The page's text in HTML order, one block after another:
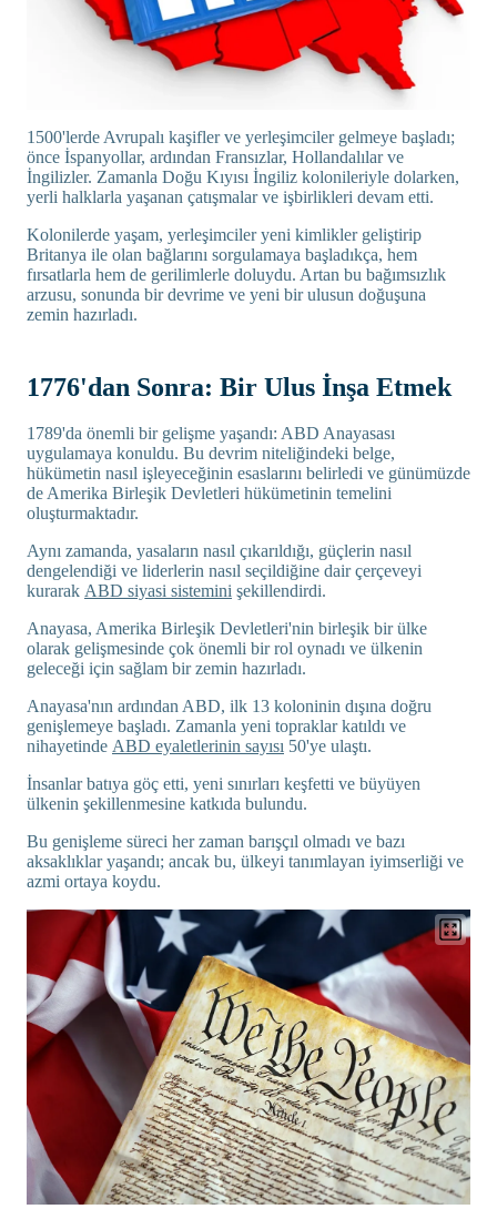
1500'lerde Avrupalı kaşifler ve yerleşimciler gelmeye başladı;
önce İspanyollar, ardından Fransızlar, Hollandalılar ve
İngilizler. Zamanla Doğu Kıyısı İngiliz kolonileriyle dolarken,
yerli halklarla yaşanan çatışmalar ve işbirlikleri devam etti.
Kolonilerde yaşam, yerleşimciler yeni kimlikler geliştirip
Britanya ile olan bağlarını sorgulamaya başladıkça, hem
fırsatlarla hem de gerilimlerle doluydu. Artan bu bağımsızlık
arzusu, sonunda bir devrime ve yeni bir ulusun doğuşuna
zemin hazırladı.
1776'dan Sonra: Bir Ulus İnşa Etmek
1789'da önemli bir gelişme yaşandı: ABD Anayasası
uygulamaya konuldu. Bu devrim niteliğindeki belge,
hükümetin nasıl işleyeceğinin esaslarını belirledi ve günümüzde
de Amerika Birleşik Devletleri hükümetinin temelini
oluşturmaktadır.
Aynı zamanda, yasaların nasıl çıkarıldığı, güçlerin nasıl
dengelendiği ve liderlerin nasıl seçildiğine dair çerçeveyi
kurarak ABD siyasi sistemini şekillendirdi.
Anayasa, Amerika Birleşik Devletleri'nin birleşik bir ülke
olarak gelişmesinde çok önemli bir rol oynadı ve ülkenin
geleceği için sağlam bir zemin hazırladı.
Anayasa'nın ardından ABD, ilk 13 koloninin dışına doğru
genişlemeye başladı. Zamanla yeni topraklar katıldı ve
nihayetinde ABD eyaletlerinin sayısı 50'ye ulaştı.
İnsanlar batıya göç etti, yeni sınırları keşfetti ve büyüyen
ülkenin şekillenmesine katkıda bulundu.
Bu genişleme süreci her zaman barışçıl olmadı ve bazı
aksaklıklar yaşandı; ancak bu, ülkeyi tanımlayan iyimserliği ve
azmi ortaya koydu.